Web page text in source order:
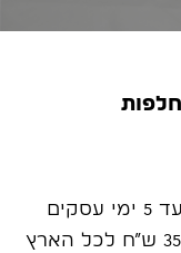
שליח לבית הלקוח/מקום העבודה עד 5 ימי עסקים